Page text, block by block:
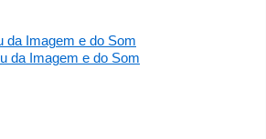
da Imagem e do Som
da Imagem e do Som